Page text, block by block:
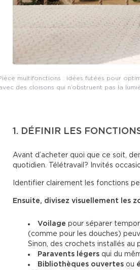
multifonctions : idées futées pour
des cloisons qui n’obstruent pas la
1. DÉFINIR LES
Avant d’acheter quoi que ce soit,
quotidien. Télétravail? Invités
Identifier clairement les fonctions
Ensuite, divisez visuellement les
Voilage pour séparer
(comme pour les douches)
Sinon, des crochets installés au
Paravents légers qui du
Bibliothèques ouvertes ou